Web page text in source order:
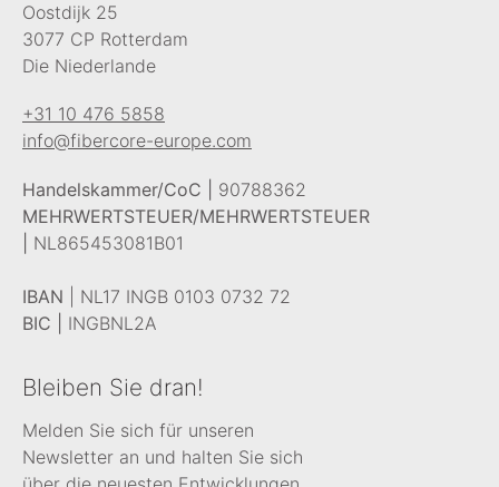
Oostdijk 25
3077 CP Rotterdam
Die Niederlande
+31 10 476 5858
info@fibercore-europe.com
Handelskammer/CoC | 90788362
MEHRWERTSTEUER/MEHRWERTSTEUER
NL865453081B01
IBAN
| NL17 INGB 0103 0732 72
BIC | INGBNL2A
Bleiben Sie dran!
Melden Sie sich für unseren
Newsletter an und halten Sie sich